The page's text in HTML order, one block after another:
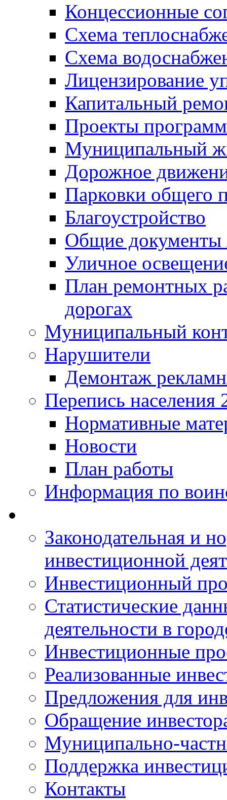
Концессионные
Схема
Схема
Лицензирование
Капитальный
Проекты программ
Муниципальный
Дорожное
Парковки общего
Благоустройство
Общие
Уличное
План ремонтных
дорогах
Муниципальный
Нарушители
Демонтаж
Перепись населения
Нормативные
Новости
План работы
Информация по
Законодательная и
инвестиционной
Инвестиционный
Статистические
деятельности в
Инвестиционные
Реализованные
Предложения для
Обращение
Муниципально-
Поддержка
Контакты